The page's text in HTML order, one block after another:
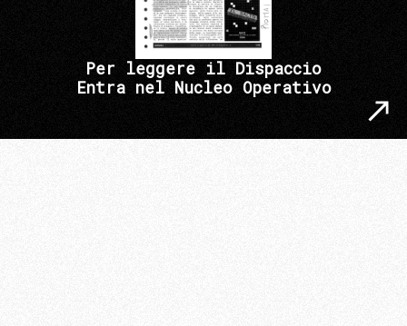
Per leggere il Dispaccio
Entra nel Nucleo Operativo